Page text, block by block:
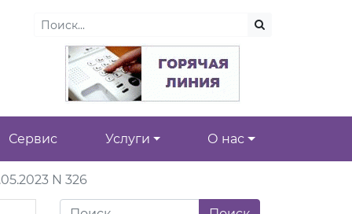
Сервис Услуги О нас
N 326